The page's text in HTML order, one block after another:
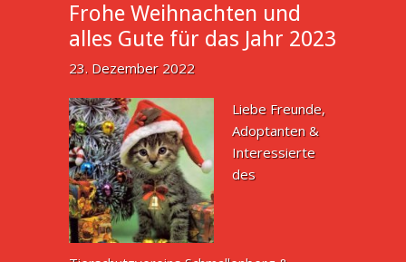
Frohe Weihnachten und
alles Gute für das Jahr 2023
23. Dezember 2022
Liebe Freunde,
Adoptanten &
Interessierte
des